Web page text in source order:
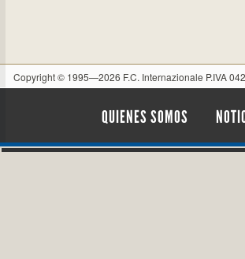
Copyright © 1995—2026 F.C. Internazionale P.IVA
QUIENES SOMOS